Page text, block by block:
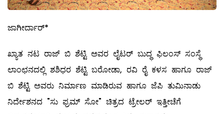
ಜಾಗೀರ್ದಾರ್*
ಖ್ಯಾತ ನಟ ರಾಜ್ ಬಿ ಶೆಟ್ಟಿ ಅವರ ಲೈಟರ್ ಬುದ್ಧ ಫಿಲಂಸ್ ಸಂಸ್ಥೆ
ಲಾಂಛನದಲ್ಲಿ ಶಶಿಧರ ಶೆಟ್ಟಿ ಬರೋಡಾ, ರವಿ ರೈ ಕಳಸ ಹಾಗೂ ರಾಜ್
ಬಿ ಶೆಟ್ಟಿ ಅವರು ನಿರ್ಮಾಣ ಮಾಡಿರುವ ಹಾಗೂ ಜೆಪಿ ತುಮಿನಾಡು
ನಿರ್ದೇಶನದ "ಸು ಫ್ರಮ್ ಸೋ" ಚಿತ್ರದ ಟ್ರೇಲರ್ ಇತ್ತೀಚೆಗೆ